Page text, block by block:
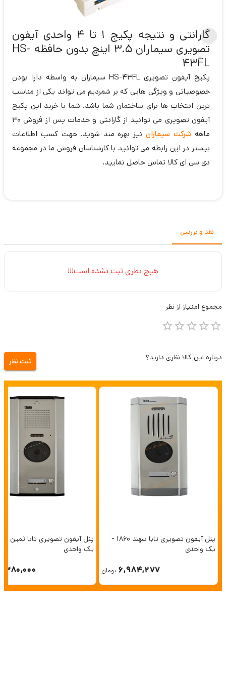
گارانتی و نتیجه پکیج 1 تا 4 واحدی آیفون
تصویری سیماران 3.5 اینچ بدون حافظه HS-
43FL
پکیج آیفون تصویری HS-43FL سیماران به واسطه دارا بودن
خصوصیاتی و ویژگی هایی که بر شمردیم می تواند یکی از مناسب
ترین انتخاب ها برای ساختمان شما باشد. شما با خرید این پکیج
آیفون تصویری می توانید از گارانتی و خدمات پس از فروش 30
ماهه شرکت سیماراننیز بهره مند شوید. جهت کسب اطلاعات
بیشتر در این رابطه می توانید با کارشناسان فروش ما در مجموعه
دی سی ای کالا تماس حاصل نمایید.
نقد و بررسی
مجموع امتیاز از نظر
درباره این کالا نظری دارید؟ ثبت نظر
هیچ نظری ثبت نشده است!!!
پنل آیفون تصویری تابا سهند 1860 -
یک واحدی
6,984,277 تومان
یک واحدی